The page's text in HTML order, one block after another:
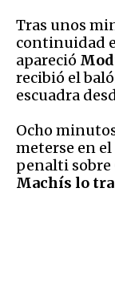
Tras unos
continuidad
apareció
recibió el
escuadra
Ocho
meterse en
penalti sobre
Machís lo